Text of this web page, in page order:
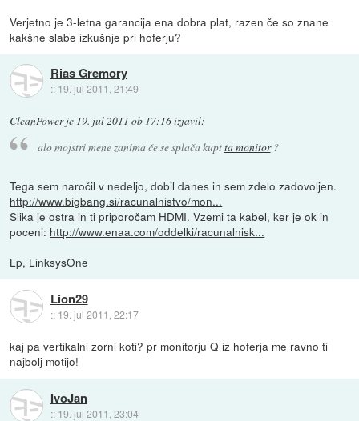
Verjetno je 3-letna garancija ena dobra plat, razen če so znane
kakšne slabe izkušnje pri hoferju?
Rias Gremory
:: 19. jul 2011, 21:49
CleanPowerje 19. jul 2011 ob 17:16izjavil:
alo mojstri mene zanima če se splača kuptta monitor?
Tega sem naročil v nedeljo, dobil danes in sem zdelo zadovoljen.
http://www.bigbang.si/racunalnistvo/mon...
Slika je ostra in ti priporočam HDMI. Vzemi ta kabel, ker je ok in
poceni: http://www.enaa.com/oddelki/racunalnisk...
Lp, LinksysOne
Lion29
:: 19. jul 2011, 22:17
kaj pa vertikalni zorni koti? pr monitorju Q iz hoferja me ravno ti
najbolj motijo!
IvoJan
:: 19. jul 2011, 23:04